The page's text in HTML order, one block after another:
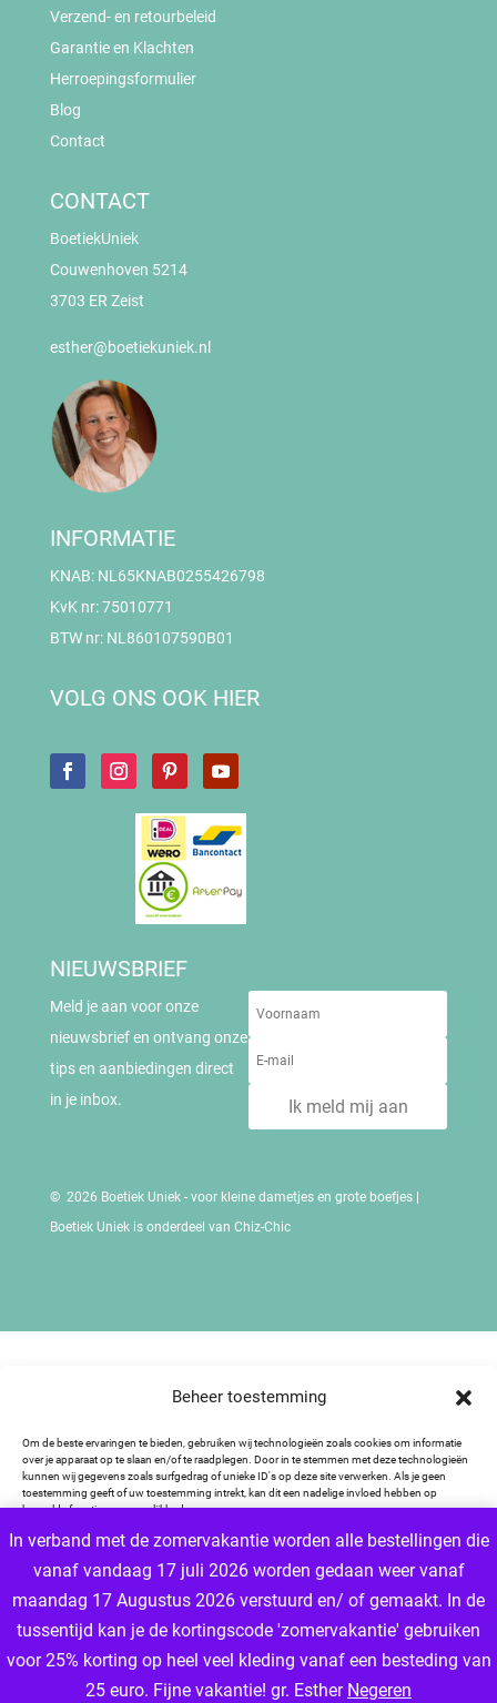
Beheer toestemming
Om de beste ervaringen te bieden, gebruiken wij technologieën zoals cookies om informatie
over je apparaat op te slaan en/of te raadplegen. Door in te stemmen met deze technologieën
kunnen wij gegevens zoals surfgedrag of unieke ID's op deze site verwerken. Als je geen
toestemming geeft of uw toestemming intrekt, kan dit een nadelige invloed hebben op
bepaalde functies en mogelijkheden.
Accepteren
Weigeren
Privacybeleid
In verband met de zomervakantie worden alle bestellingen die
vanaf vandaag 17 juli 2026 worden gedaan weer vanaf
maandag 17 Augustus 2026 verstuurd en/ of gemaakt. In de
tussentijd kan je de kortingscode 'zomervakantie' gebruiken
voor 25% korting op heel veel kleding vanaf een besteding van
25 euro. Fijne vakantie! gr. Esther Negeren
Verzend- en retourbeleid
Garantie en Klachten
Herroepingsformulier
Blog
Contact
CONTACT
BoetiekUniek
Couwenhoven 5214
3703 ER Zeist
esther@boetiekuniek.nl
INFORMATIE
KNAB: NL65KNAB0255426798
KvK nr: 75010771
BTW nr: NL860107590B01
VOLG ONS OOK HIER
NIEUWSBRIEF
Meld je aan voor onze
nieuwsbrief en ontvang onze
tips en aanbiedingen direct
in je inbox.
Ik meld mij aan
© 2026 Boetiek Uniek - voor kleine dametjes en grote boefjes |
Boetiek Uniek is onderdeel van Chiz-Chic